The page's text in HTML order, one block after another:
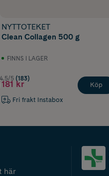
NYTTOTEKET
Clean Collagen 500 g
FINNS I LAGER
4.5/5 (183)
181 kr
Fri frakt Instabox
Köp
här